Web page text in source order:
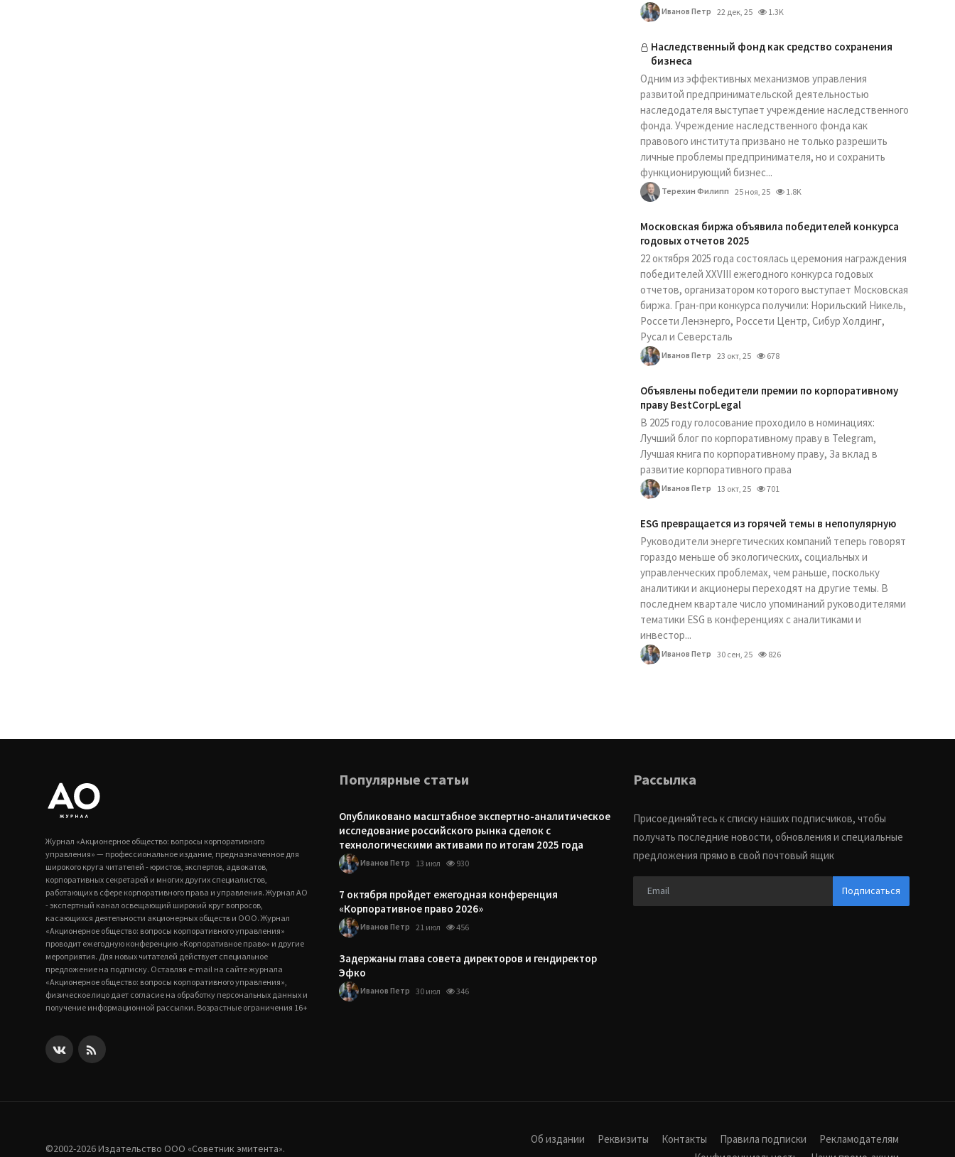
Иванов Петр 22 дек, 25 1.3K
Наследственный фонд как средство сохранения
бизнеса
Одним из эффективных механизмов управления
развитой предпринимательской деятельностью
наследодателя выступает учреждение наследственного
фонда. Учреждение наследственного фонда как
правового института призвано не только разрешить
личные проблемы предпринимателя, но и сохранить
функционирующий бизнес...
Терехин Филипп 25 ноя, 25 1.8K
Московская биржа объявила победителей конкурса
годовых отчетов 2025
22 октября 2025 года состоялась церемония награждения
победителей XXVIII ежегодного конкурса годовых
отчетов, организатором которого выступает Московская
биржа. Гран-при конкурса получили: Норильский Никель,
Россети Ленэнерго, Россети Центр, Сибур Холдинг,
Русал и Северсталь
Иванов Петр 23 окт, 25 678
Объявлены победители премии по корпоративному
праву BestCorpLegal
В 2025 году голосование проходило в номинациях:
Лучший блог по корпоративному праву в Telegram,
Лучшая книга по корпоративному праву, За вклад в
развитие корпоративного права
Иванов Петр 13 окт, 25 701
ESG превращается из горячей темы в непопулярную
Руководители энергетических компаний теперь говорят
гораздо меньше об экологических, социальных и
управленческих проблемах, чем раньше, поскольку
аналитики и акционеры переходят на другие темы. В
последнем квартале число упоминаний руководителями
тематики ESG в конференциях с аналитиками и
инвестор...
Иванов Петр 30 сен, 25 826
Журнал «Акционерное общество: вопросы корпоративного
управления» — профессиональное издание, предназначенное для
широкого круга читателей - юристов, экспертов, адвокатов,
корпоративных секретарей и многих других специалистов,
работающих в сфере корпоративного права и управления. Журнал АО
- экспертный канал освещающий широкий круг вопросов,
касающихся деятельности акционерных обществ и ООО. Журнал
«Акционерное общество: вопросы корпоративного управления»
проводит ежегодную конференцию «Корпоративное право» и другие
мероприятия. Для новых читателей действует специальное
предложение на подписку. Оставляя e-mail на сайте журнала
«Акционерное общество: вопросы корпоративного управления»,
физическое лицо дает согласие на обработку персональных данных и
получение информационной рассылки. Возрастные ограничения 16+
Популярные статьи
Опубликовано масштабное экспертно-аналитическое
исследование российского рынка сделок с
технологическими активами по итогам 2025 года
Иванов Петр 13 июл 930
7 октября пройдет ежегодная конференция
«Корпоративное право 2026»
Иванов Петр 21 июл 456
Задержаны глава совета директоров и гендиректор
Эфко
Иванов Петр 30 июл 346
Рассылка
Присоединяйтесь к списку наших подписчиков, чтобы
получать последние новости, обновления и специальные
предложения прямо в свой почтовый ящик
Подписаться
©2002-2026 Издательство ООО «‎Советник эмитента».
Об издании Реквизиты Контакты Правила подписки
Рекламодателям